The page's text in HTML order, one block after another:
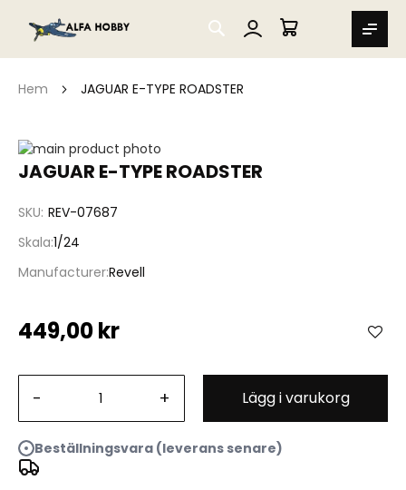
SEARCH
MIN VARUKORG
Hem JAGUAR E-TYPE ROADSTER
JAGUAR E-TYPE ROADSTER
SKU REV-07687
Skala 1/24
ManufacturerRevell
449,00 kr
- + Lägg i varukorg
Beställningsvara (leverans senare)
Hoppa
till
bildgalleriet
JAGUAR E-TYPE ROADSTER
Hoppa
av
bildgalleriet